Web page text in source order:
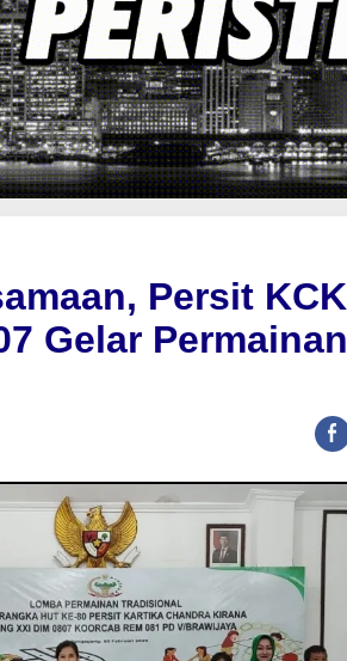
Persit KCK
Gelar Permainan